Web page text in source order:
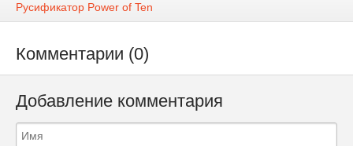
Русификатор Power of Ten
Комментарии (0)
Добавление комментария